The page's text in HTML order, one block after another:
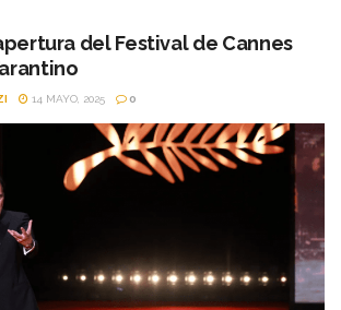
del Festival de Cannes
14 MAYO, 2025 0